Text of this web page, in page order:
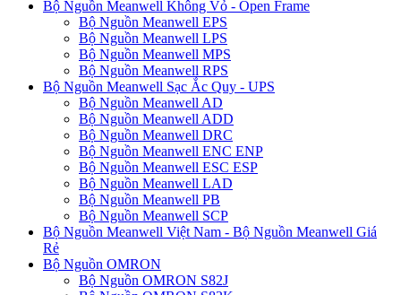
Bộ Nguồn Meanwell Không Vỏ - Open Frame
Bộ Nguồn Meanwell EPS
Bộ Nguồn Meanwell LPS
Bộ Nguồn Meanwell MPS
Bộ Nguồn Meanwell RPS
Bộ Nguồn Meanwell Sạc Ắc Quy - UPS
Bộ Nguồn Meanwell AD
Bộ Nguồn Meanwell ADD
Bộ Nguồn Meanwell DRC
Bộ Nguồn Meanwell ENC ENP
Bộ Nguồn Meanwell ESC ESP
Bộ Nguồn Meanwell LAD
Bộ Nguồn Meanwell PB
Bộ Nguồn Meanwell SCP
Bộ Nguồn Meanwell Việt Nam - Bộ Nguồn Meanwell Giá
Rẻ
Bộ Nguồn OMRON
Bộ Nguồn OMRON S82J